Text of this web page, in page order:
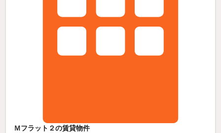
Ｍフラット２の賃貸物件